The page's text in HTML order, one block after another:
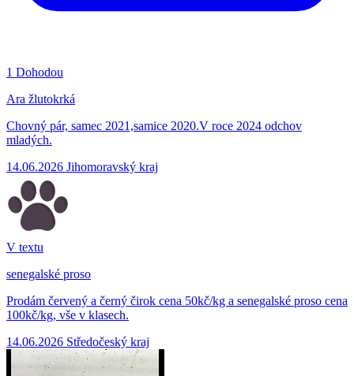
1 Dohodou
Ara žlutokrká
Chovný pár, samec 2021,samice 2020.V roce 2024 odchov
mladých.
14.06.2026 Jihomoravský kraj
V textu
senegalské proso
Prodám červený a černý čirok cena 50kč/kg a senegalské proso cena
100kč/kg, vše v klasech.
14.06.2026 Středočeský kraj